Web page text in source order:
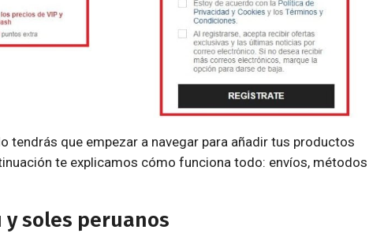
tendrás que empezar a navegar para añadir tus productos
te explicamos cómo funciona todo: envíos,
y soles peruanos